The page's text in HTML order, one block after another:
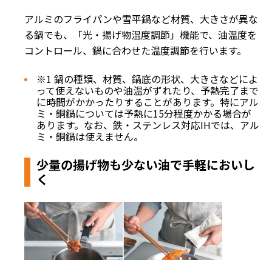
アルミのフライパンや雪平鍋など材質、大きさが異な
る鍋でも、「光・揚げ物温度調節」機能で、油温度を
コントロール、鍋に合わせた温度調節を行います。
※1 鍋の種類、材質、鍋底の形状、大きさなどによ
って使えないものや油温がずれたり、予熱完了まで
に時間がかかったりすることがあります。特にアル
ミ・銅鍋については予熱に15分程度かかる場合が
あります。なお、鉄・ステンレス対応IHでは、アル
ミ・銅鍋は使えません。
少量の揚げ物も少ない油で手軽においし
く